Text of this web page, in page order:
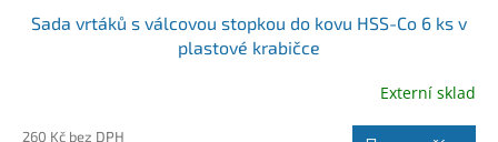
Sada vrtáků s válcovou stopkou do kovu HSS-Co 6 ks v
plastové krabičce
Externí sklad
260 Kč bez DPH